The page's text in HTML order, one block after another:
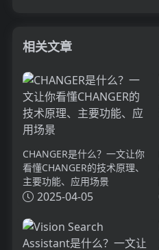
相关文章
CHANGER是什么？一文让你
看懂CHANGER的技术原理、
主要功能、应用场景
2025-04-05